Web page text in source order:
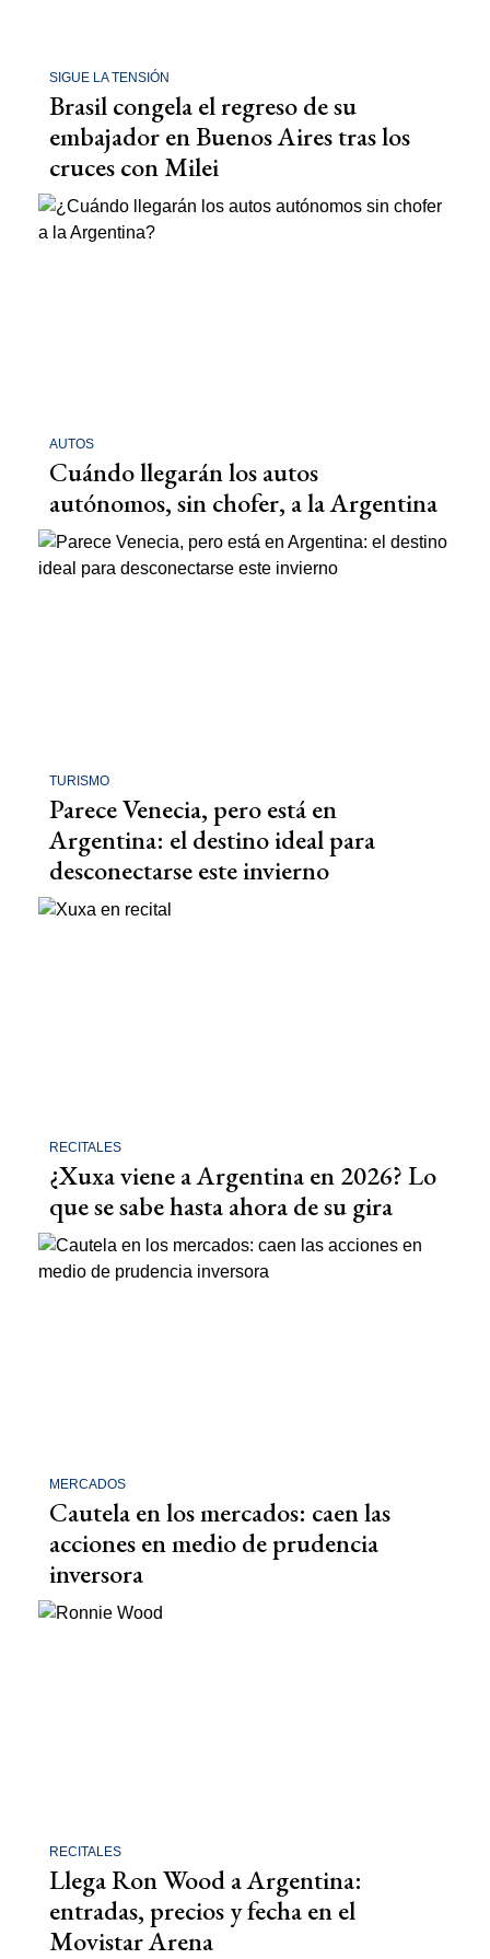
SIGUE LA TENSIÓN
Brasil congela el regreso de su
embajador en Buenos Aires tras los
cruces con Milei
AUTOS
Cuándo llegarán los autos
autónomos, sin chofer, a la Argentina
TURISMO
Parece Venecia, pero está en
Argentina: el destino ideal para
desconectarse este invierno
RECITALES
¿Xuxa viene a Argentina en 2026? Lo
que se sabe hasta ahora de su gira
MERCADOS
Cautela en los mercados: caen las
acciones en medio de prudencia
inversora
RECITALES
Llega Ron Wood a Argentina:
entradas, precios y fecha en el
Movistar Arena